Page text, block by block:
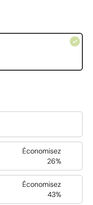
Économisez
26%
Économisez
43%